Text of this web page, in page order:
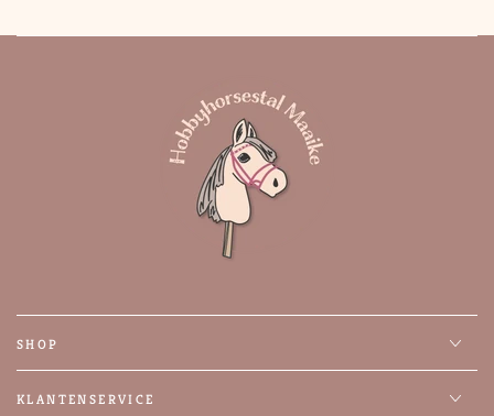
SHOP
KLANTENSERVICE